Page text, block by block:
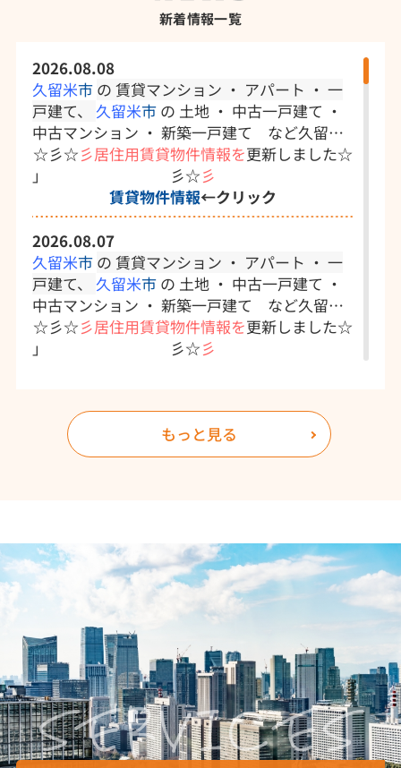
新着情報一覧
2026.08.08
久留米市 の 賃貸マンション ・ アパート ・ 一
戸建て、 久留米市 の 土地 ・ 中古一戸建て ・
中古マンション ・ 新築一戸建て など久留米
の不動産会社といえば「ラフィングHOME
」
☆彡☆彡居住用賃貸物件情報を更新しました☆
彡☆彡
賃貸物件情報←クリック
2026.08.07
久留米市 の 賃貸マンション ・ アパート ・ 一
戸建て、 久留米市 の 土地 ・ 中古一戸建て ・
中古マンション ・ 新築一戸建て など久留米
の不動産会社といえば「ラフィングHOME
」
☆彡☆彡居住用賃貸物件情報を更新しました☆
彡☆彡
2026.08.06
市 の 賃貸マンション ・ アパート ・ 一戸建て、 久留米
土地 ・
中古一戸建て ・ 中古マンション ・ 新築一戸建
2026.08.05
久留米市 の 賃貸マンション ・ アパート ・ 一戸建て、久留米
土地 ・中古一戸建て ・ 中古マンション ・ 新築一戸建
不動産会社といえば「 ラフィング
彡居住用賃貸物件情報を更新しました
賃貸物件情報
2026.08.04
久留米市の 賃貸マンション ・ アパート ・ 一戸建て、 久留米
市の土地 ・中古一戸建て ・ 中古マンション ・ 新築一戸建
てなど久留米 の不動産会社といえば「ラフィング
HOME」
☆彡☆彡居住用賃貸物件情報を更新しました☆彡☆彡
賃貸物件情報←クリック
もっと見る